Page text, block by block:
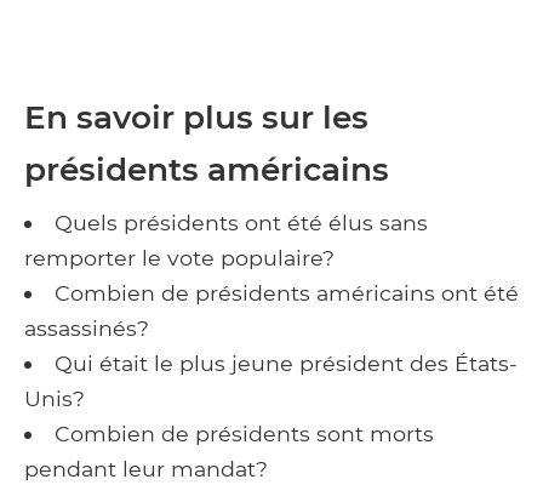
En savoir plus sur les
présidents américains
Quels présidents ont été élus sans
remporter le vote populaire?
Combien de présidents américains ont été
assassinés?
Qui était le plus jeune président des États-
Unis?
Combien de présidents sont morts
pendant leur mandat?